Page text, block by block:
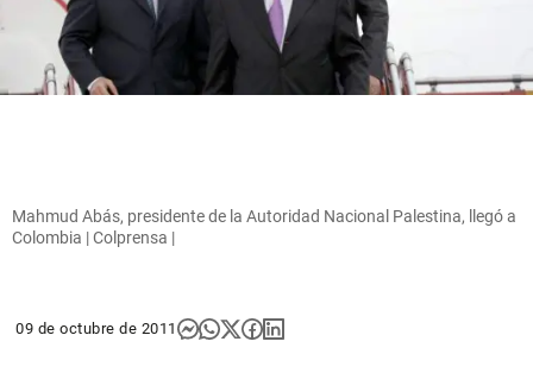
Mahmud Abás, presidente de la Autoridad Nacional Palestina, llegó a
Colombia | Colprensa |
09 de octubre de 2011